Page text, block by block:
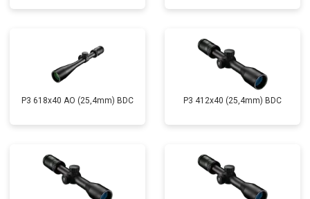
P3 618x40 AO (25,4mm) BDC P3 412x40 (25,4mm) BDC